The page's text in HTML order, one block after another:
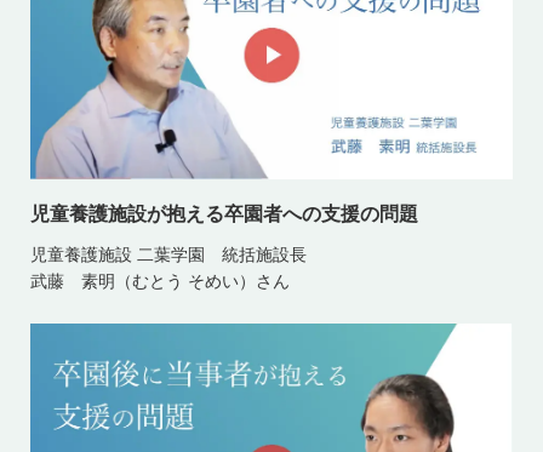
児童養護施設が抱える卒園者への支援の問題
児童養護施設 二葉学園 統括施設長
武藤 素明（むとう そめい）さん